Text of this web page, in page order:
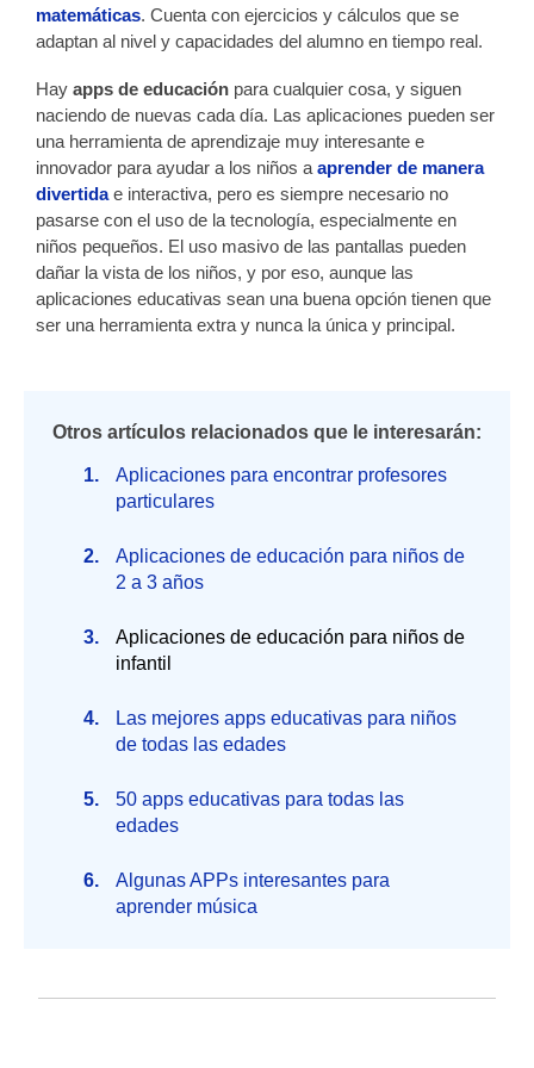
matemáticas. Cuenta con ejercicios y cálculos que se
adaptan al nivel y capacidades del alumno en tiempo real.
Hay apps de educación para cualquier cosa, y siguen
naciendo de nuevas cada día. Las aplicaciones pueden ser
una herramienta de aprendizaje muy interesante e
innovador para ayudar a los niños a aprender de manera
divertidae interactiva, pero es siempre necesario no
pasarse con el uso de la tecnología, especialmente en
niños pequeños. El uso masivo de las pantallas pueden
dañar la vista de los niños, y por eso, aunque las
aplicaciones educativas sean una buena opción tienen que
ser una herramienta extra y nunca la única y principal.
Otros artículos relacionados que le interesarán:
Aplicaciones para encontrar profesores
particulares
Aplicaciones de educación para niños de
2 a 3 años
Aplicaciones de educación para niños de
infantil
Las mejores apps educativas para niños
de todas las edades
50 apps educativas para todas las
edades
Algunas APPs interesantes para
aprender música